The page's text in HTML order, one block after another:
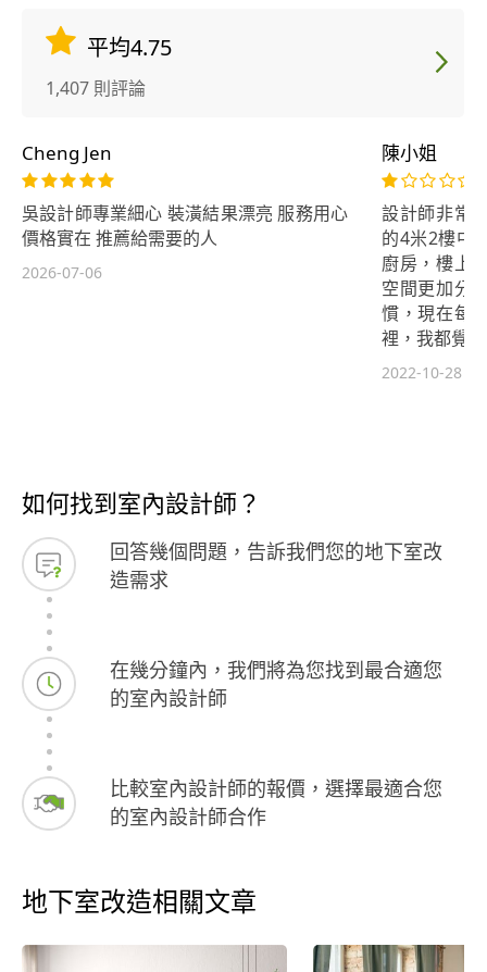
平均4.75
1,407 則評論
Cheng Jen
吳設計師專業細心 裝潢結果漂亮 服務用心
價格實在 推薦給需要的人
2026-07-06
陳小姐
設計師非常
的4米2樓中
廚房，樓上
空間更加分
慣，現在每
裡，我都覺
2022-10-28
如何找到室內設計師？
回答幾個問題，告訴我們您的地下室改
造需求
在幾分鐘內，我們將為您找到最合適您
的室內設計師
比較室內設計師的報價，選擇最適合您
的室內設計師合作
地下室改造相關文章